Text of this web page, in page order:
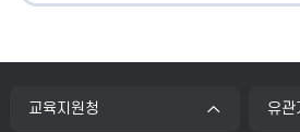
교육지원청 유관